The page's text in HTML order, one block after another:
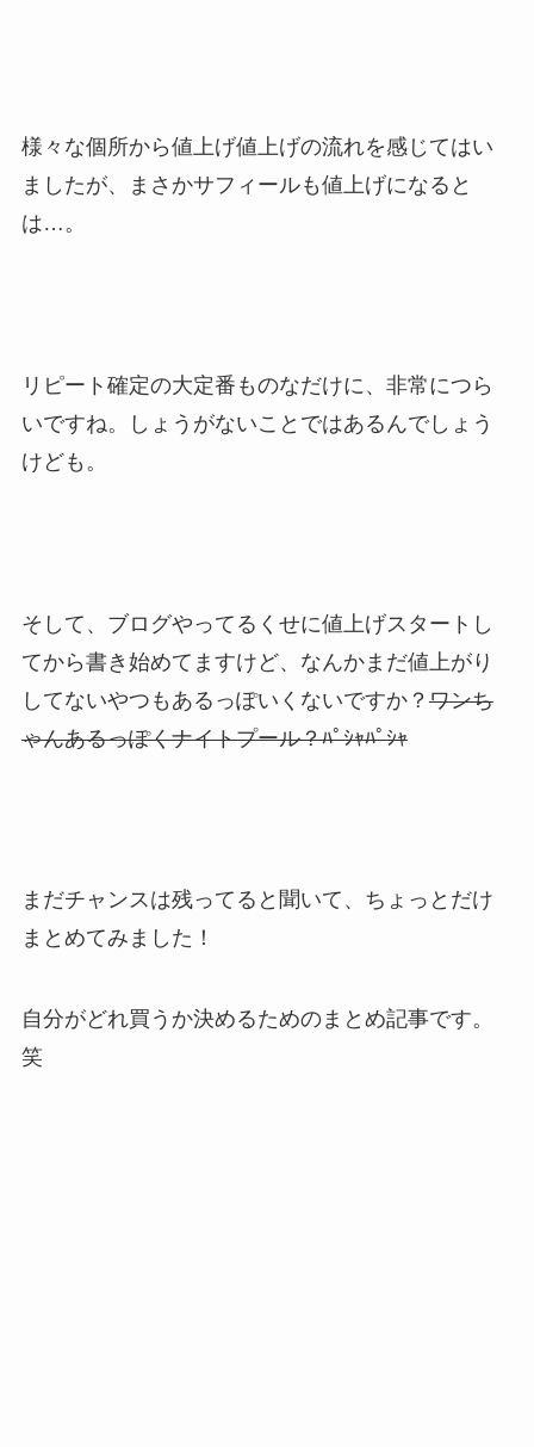
様々な個所から値上げ値上げの流れを感じてはい
ましたが、まさかサフィールも値上げになると
は…。
リピート確定の大定番ものなだけに、非常につら
いですね。しょうがないことではあるんでしょう
けども。
そして、ブログやってるくせに値上げスタートし
てから書き始めてますけど、なんかまだ値上がり
してないやつもあるっぽいくないですか？ ワンち
ゃんあるっぽくナイトプール？ﾊﾟｼｬﾊﾟｼｬ
まだチャンスは残ってると聞いて、ちょっとだけ
まとめてみました！
自分がどれ買うか決めるためのまとめ記事です。
笑